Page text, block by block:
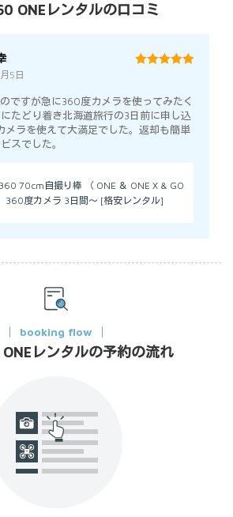
ONEレンタルの口コミ
5日
ですが急に360度カメラを使ってみたく
たどり着き北海道旅行の3日前に申し込
メラを使えて大満足でした。返却も簡単
スでした。
70cm自撮り棒 （ ONE ＆ ONE X & GO
360度カメラ 3日間～ [格安レンタル]
booking flow
レンタルの予約の流れ